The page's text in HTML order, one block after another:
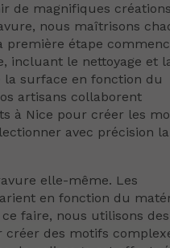
de magnifiques créations
nous maîtrisons
première étape
incluant le nettoyage et
surface en fonction du
artisans collaborent
à Nice pour créer les
avec précision
elle-même. Les
en fonction du
faire, nous utilisons
des motifs